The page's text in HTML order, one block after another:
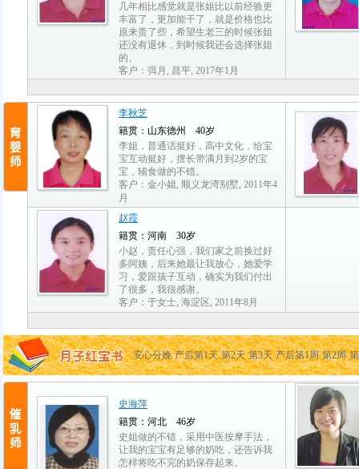
几年相比感觉就是张姐比以前经验更
丰富了，更加能干了，就是价格也比
原来贵了些，希望生老三的时候张姐
还没有退休，到时候我还会选择张姐
的。
客户：弭月, 昌平, 2017年1月
李秋芝
籍贯：山东德州 40岁
李姐，普通话挺好，高中文化，给宝
宝互动挺好，擅长带满月到2岁的宝
宝，辅食做的不错。
客户：金小姐, 顺义龙湾别墅, 2011年4
月
赵霞
籍贯：河南 30岁
小赵，责任心强，我们家之前换过好
多阿姨，后来她最让我放心，她爱学
习，爱跟孩子互动，确实为我们付出
了很多，我很感谢。
客户：于女士, 海淀区, 2011年8月
安心分娩 产后第1天 第2天 第3天 产后第1周 第2周
史海萍
籍贯：河北 46岁
史姐做的不错，采用中医按摩手法，
让我的宝宝有足够的奶吃，还告诉我
怎样将吃不完的奶保存起来。